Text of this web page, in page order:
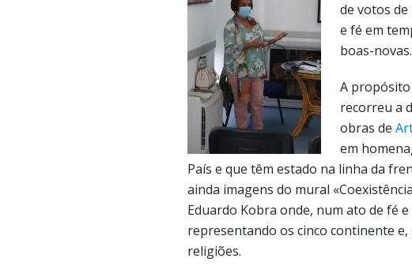
de votos
e fé em
boas-novas.
A propósito
recorreu a
obras de
em
País e que têm estado na linha da
ainda imagens do mural
Eduardo Kobra onde, num ato de fé
representando os cinco continente
religiões.